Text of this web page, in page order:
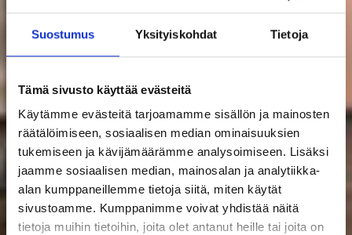
Suostumus Yksityiskohdat Tietoja
Tämä sivusto käyttää evästeitä
Käytämme evästeitä tarjoamamme sisällön ja mainosten
räätälöimiseen, sosiaalisen median ominaisuuksien
tukemiseen ja kävijämäärämme analysoimiseen. Lisäksi
jaamme sosiaalisen median, mainosalan ja analytiikka-
alan kumppaneillemme tietoja siitä, miten käytät
sivustoamme. Kumppanimme voivat yhdistää näitä
tietoja muihin tietoihin, joita olet antanut heille tai joita on